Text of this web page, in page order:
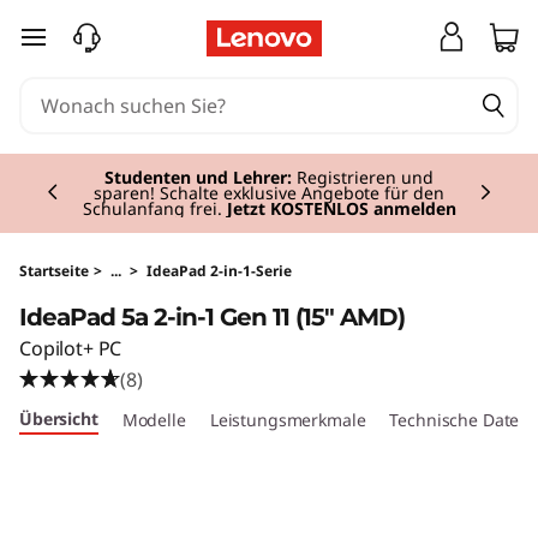
P
a
d
5
a
zum Hauptinhalt springen
Studenten und Lehrer: Registrieren und
sparen! Schalte exklusive Angebote für den
Schulanfang frei. Jetzt KOSTENLOS anmelden
Currently displaying item 2 of 3
Startseite > ... > IdeaPad 2-in-1-Serie
IdeaPad 5a 2-in-1 Gen 11 (15" AMD)
Copilot+ PC
(8)
Übersicht Modelle Leistungsmerkmale Technische Daten